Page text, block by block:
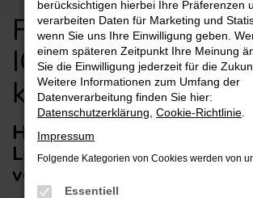
Für Stuttgart:
IONIQ gebraucht
kaufen mit
Hyundai IONIQ
Lieferservice nach
vertrauensvoll durch
berücksichtigen hierbei Ihre Präferenzen
verarbeiten Daten für Marketing und
wenn Sie uns Ihre Einwilligung geben.
einem späteren Zeitpunkt Ihre Meinung
Sie die Einwilligung jederzeit für die
Weitere Informationen zum Umfang der
Datenverarbeitung finden Sie hier:
Datenschutzerklärung Cookie-Richtlinie
Impressum
Folgende Kategorien von Cookies werden von
Essentiell